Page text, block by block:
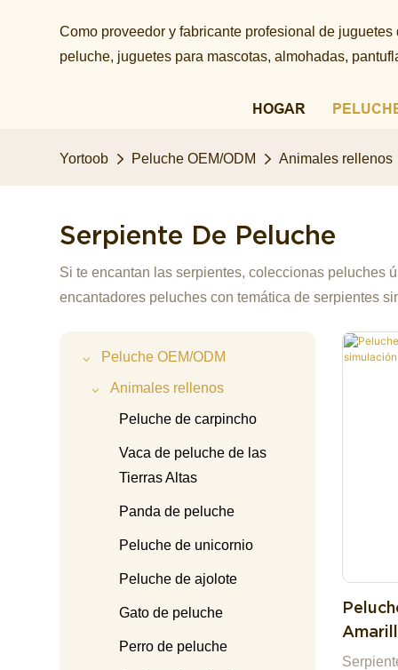
Como proveedor y fabricante profesional de
peluche, juguetes para mascotas, almohadas,
HOGAR
Yortoob Peluche OEM/ODM Animales rellenos
Serpiente De Peluche
Si te encantan las serpientes, coleccionas
encantadores peluches con temática de serpientes
Peluche OEM/ODM
Animales rellenos
Peluche de carpincho
Vaca de peluche de las
Tierras Altas
Panda de peluche
Peluche de unicornio
Peluche de ajolote
Gato de peluche
Perro de peluche